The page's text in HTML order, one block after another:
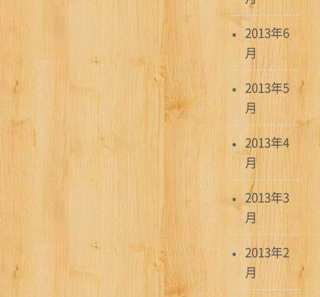
2013年6
月
2013年5
月
2013年4
月
2013年3
月
2013年2
月